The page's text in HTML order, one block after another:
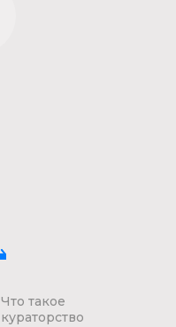
Что такое
кураторство